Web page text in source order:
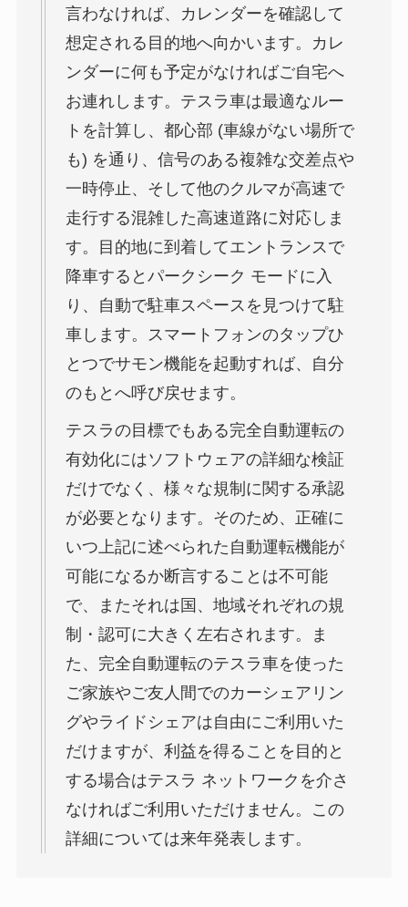
言わなければ、カレンダーを確認して
想定される目的地へ向かいます。カレ
ンダーに何も予定がなければご自宅へ
お連れします。テスラ車は最適なルー
トを計算し、都心部 (車線がない場所で
も) を通り、信号のある複雑な交差点や
一時停止、そして他のクルマが高速で
走行する混雑した高速道路に対応しま
す。目的地に到着してエントランスで
降車するとパークシーク モードに入
り、自動で駐車スペースを見つけて駐
車します。スマートフォンのタップひ
とつでサモン機能を起動すれば、自分
のもとへ呼び戻せます。
テスラの目標でもある完全自動運転の
有効化にはソフトウェアの詳細な検証
だけでなく、様々な規制に関する承認
が必要となります。そのため、正確に
いつ上記に述べられた自動運転機能が
可能になるか断言することは不可能
で、またそれは国、地域それぞれの規
制・認可に大きく左右されます。ま
た、完全自動運転のテスラ車を使った
ご家族やご友人間でのカーシェアリン
グやライドシェアは自由にご利用いた
だけますが、利益を得ることを目的と
する場合はテスラ ネットワークを介さ
なければご利用いただけません。この
詳細については来年発表します。